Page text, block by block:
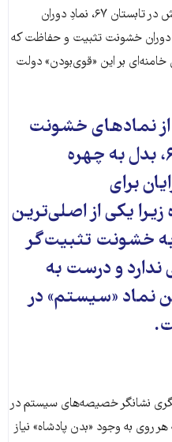
نبوده، اما با نقش اجرایی غیرقابل انکارش در تابستان ۶۷، نمادِ دوران
دوران خشونت تثبیت و حفاظت که
بر این «قوی‌بودن» دولت
نمادهای خشونت
تثبیت‌گر تابستان ۶۷، بدل به چهره
برای
یکی از اصلی‌ترین
به خشونت تثبیت‌گر
و درست به
نماد «سیستم» در
نشانگر خصیصه‌های سیستم در
به وجود «بدن پادشاه» نیاز